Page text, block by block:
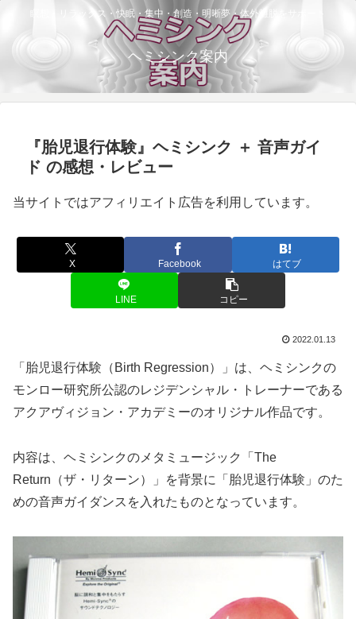
瞑想・リラックス・快眠・集中・創造・明晰夢・体外離脱をサポート
ヘミシンク案内
『胎児退行体験』ヘミシンク ＋ 音声ガイ
ド の感想・レビュー
当サイトではアフィリエイト広告を利用しています。
X Facebook はてブ
LINE コピー
2022.01.13
「胎児退行体験（Birth Regression）」は、ヘミシンクの
モンロー研究所公認のレジデンシャル・トレーナーである
アクアヴィジョン・アカデミーのオリジナル作品です。
内容は、ヘミシンクのメタミュージック「The
Return（ザ・リターン）」を背景に「胎児退行体験」のた
めの音声ガイダンスを入れたものとなっています。